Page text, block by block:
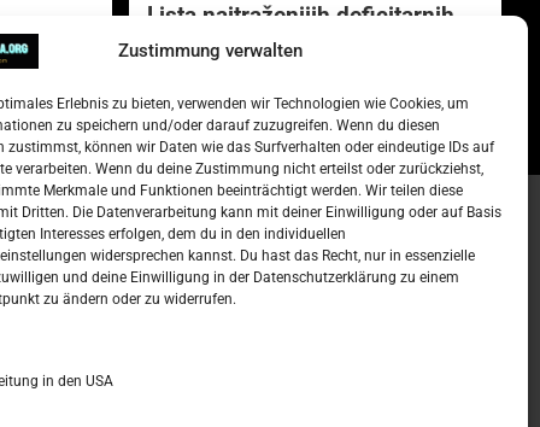
Zustimmung verwalten
Erlebnis zu bieten, verwenden wir Technologien wie Cookies, um
zu speichern und/oder darauf zuzugreifen. Wenn du diesen
zustimmst, können wir Daten wie das Surfverhalten oder eindeutige IDs auf
verarbeiten. Wenn du deine Zustimmung nicht erteilst oder zurückziehst,
Merkmale und Funktionen beeinträchtigt werden. Wir teilen diese
Dritten. Die Datenverarbeitung kann mit deiner Einwilligung oder auf Basis
Interesses erfolgen, dem du in den individuellen
widersprechen kannst. Du hast das Recht, nur in essenzielle
und deine Einwilligung in der Datenschutzerklärung zu einem
zu ändern oder zu widerrufen.
in den USA
Lista najtraženijih deficitarnih
zanimanja u Njemačkoj.
–
Kalendar